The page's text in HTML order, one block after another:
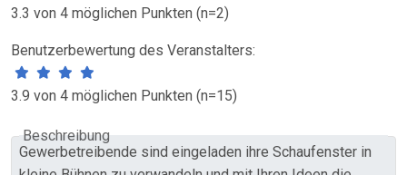
3.3 von 4 möglichen Punkten (n=2)
Benutzerbewertung des Veranstalters:
3.9 von 4 möglichen Punkten (n=15)
Beschreibung
Gewerbetreibende sind eingeladen ihre Schaufenster in